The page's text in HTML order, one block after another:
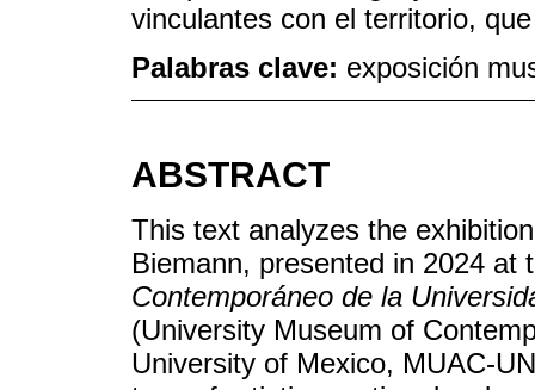
vinculantes con el territorio,
Palabras clave: exposición
ABSTRACT
This text analyzes the
Biemann, presented in 2024 at
Contemporáneo de la
(University Museum of
University of Mexico, MUAC-